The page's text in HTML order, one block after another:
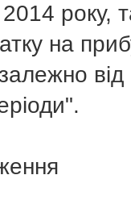
року,
на